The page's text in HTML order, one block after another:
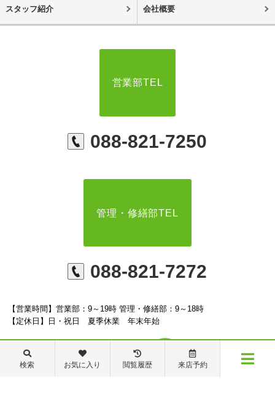
スタッフ紹介 会社概要
営業部TEL
088-821-7250
管理・修繕部TEL
088-821-7272
【営業時間】営業部：9～19時 管理・修繕部：9～18時
【定休日】日・祝日 夏季休業 年末年始
検索 お気に入り 閲覧履歴 来店予約